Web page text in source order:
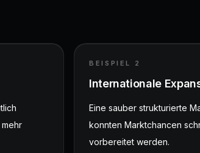
BEISPIEL 2
Internationale
Eine sauber strukturierte
konnten Marktchancen
vorbereitet werden.